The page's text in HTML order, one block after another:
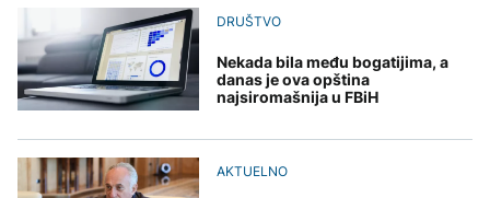
evropski pozorišni
duhovi”
DRUŠTVO
Nekada bila među bogatijima, a
danas je ova opština
najsiromašnija u FBiH
AKTUELNO